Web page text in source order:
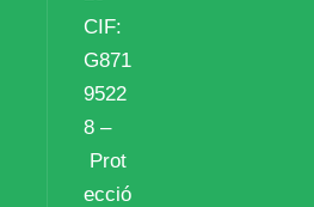
CIF:
G871
9522
8 –
Prot
ecció